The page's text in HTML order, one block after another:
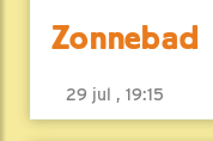
Zonnebad
29 jul , 19:15